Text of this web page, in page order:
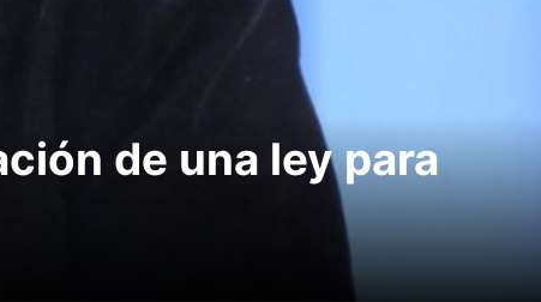
de una ley para